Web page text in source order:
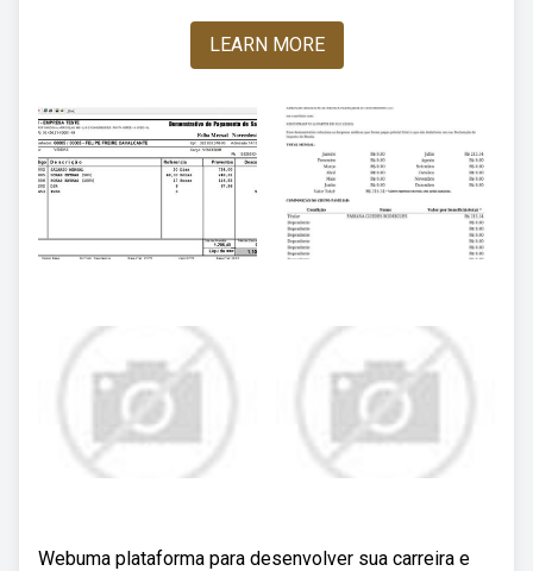
LEARN MORE
Webuma plataforma para desenvolver sua carreira e